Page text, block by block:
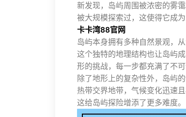
新发现，岛屿周围被浓密的雾
被大规模探索过，这使得它成
卡卡湾88官网
岛屿本身拥有多种自然景观，
这个独特的地理结构也让岛屿
形的挑战，每一步都充满了不可
除了地形上的复杂性外，岛屿
热带交界地带，气候变化迅速
这给岛屿探险增添了更多难度。